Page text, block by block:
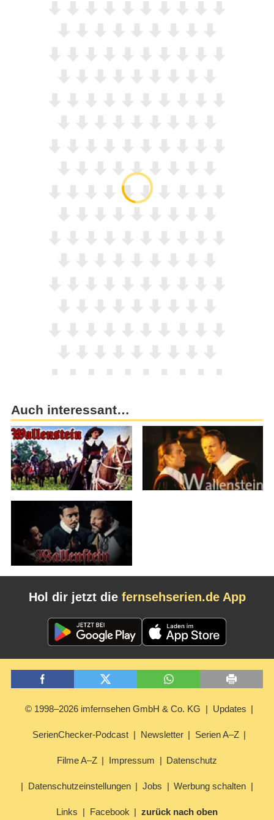
Auch interessant…
Hol dir jetzt die fernsehserien.de App
© 1998–2026 imfernsehen GmbH & Co. KG Updates
SerienChecker-Podcast Newsletter Serien A–Z
Filme A–Z Impressum Datenschutz
Datenschutzeinstellungen Jobs Werbung schalten
Links Facebook zurück nach oben